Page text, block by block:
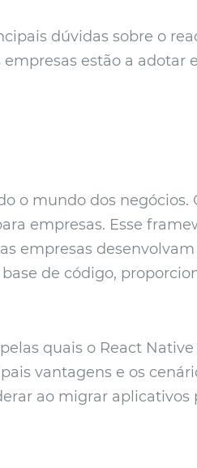
dúvidas sobre o
estão a adotar
o mundo dos negócios.
empresas. Esse
empresas
de código,
quais o React
vantagens e os
ao migrar aplicativos